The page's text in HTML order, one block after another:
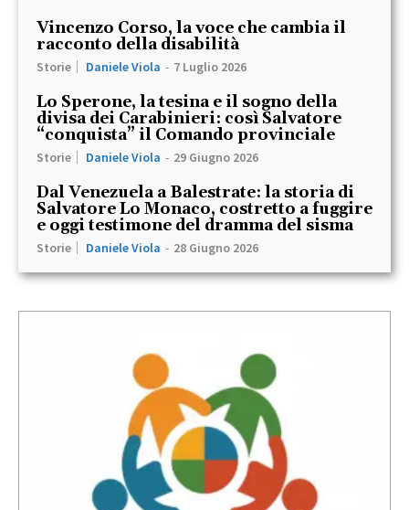
Vincenzo Corso, la voce che cambia il
racconto della disabilità
Storie Daniele Viola - 7 Luglio 2026
Lo Sperone, la tesina e il sogno della
divisa dei Carabinieri: così Salvatore
“conquista” il Comando provinciale
Storie Daniele Viola - 29 Giugno 2026
Dal Venezuela a Balestrate: la storia di
Salvatore Lo Monaco, costretto a fuggire
e oggi testimone del dramma del sisma
Storie Daniele Viola - 28 Giugno 2026